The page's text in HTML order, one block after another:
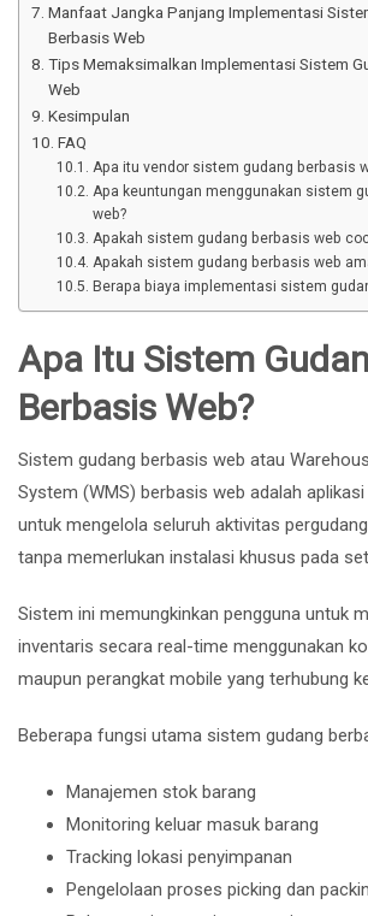
Manfaat Jangka Panjang Implementasi
Berbasis Web
Tips Memaksimalkan Implementasi Sistem
Web
Kesimpulan
FAQ
Apa itu vendor sistem gudang berbasis
Apa keuntungan menggunakan sistem
web?
Apakah sistem gudang berbasis web
Apakah sistem gudang berbasis web
Berapa biaya implementasi sistem
Apa Itu Sistem
Berbasis Web?
Sistem gudang berbasis web atau
System (WMS) berbasis web adalah
untuk mengelola seluruh aktivitas
tanpa memerlukan instalasi khusus pada
Sistem ini memungkinkan pengguna untuk
inventaris secara real-time menggunakan
maupun perangkat mobile yang terhubung
Beberapa fungsi utama sistem gudang
Manajemen stok barang
Monitoring keluar masuk barang
Tracking lokasi penyimpanan
Pengelolaan proses picking dan